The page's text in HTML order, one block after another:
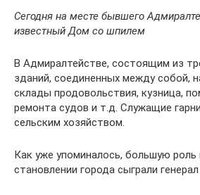
Сегодня на месте бывшего
известный Дом со шпилем
В Адмиралтействе, состоящим из
зданий, соединенных между собой,
склады продовольствия, кузница,
ремонта судов и т.д. Служащие
сельским хозяйством.
Как уже упоминалось, большую роль
становлении города сыграли генерал